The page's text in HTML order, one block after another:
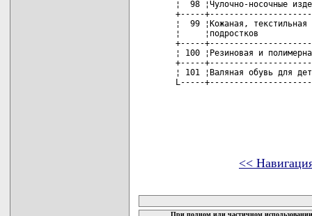
<<
При полном или частичном